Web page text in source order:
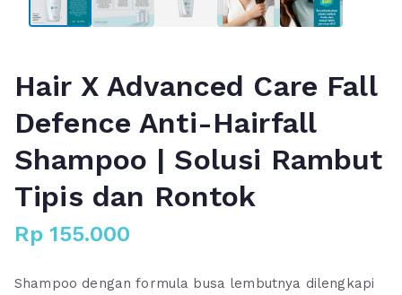
Hair X Advanced Care Fall
Defence Anti-Hairfall
Shampoo | Solusi Rambut
Tipis dan Rontok
Rp 155.000
Shampoo dengan formula busa lembutnya dilengkapi